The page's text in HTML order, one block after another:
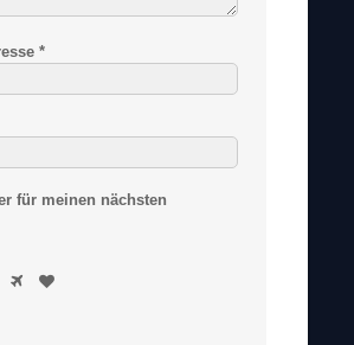
*
für meinen nächsten